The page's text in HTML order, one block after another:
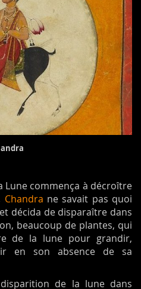
Lune commença à décroître
Chandra ne savait pas quoi
décida de disparaître dans
beaucoup de plantes, qui
de la lune pour grandir,
en son absence de sa
de la lune dans